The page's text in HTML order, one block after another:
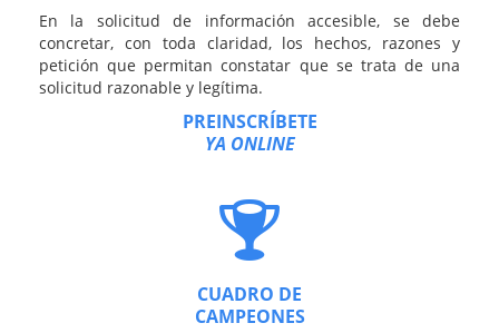
En la solicitud de información accesible, se debe
concretar, con toda claridad, los hechos, razones y
petición que permitan constatar que se trata de una
solicitud razonable y legítima.
PREINSCRÍBETE
YA ONLINE
CUADRO DE
CAMPEONES